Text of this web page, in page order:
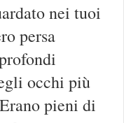
nei tuoi
persa
occhi più
pieni di